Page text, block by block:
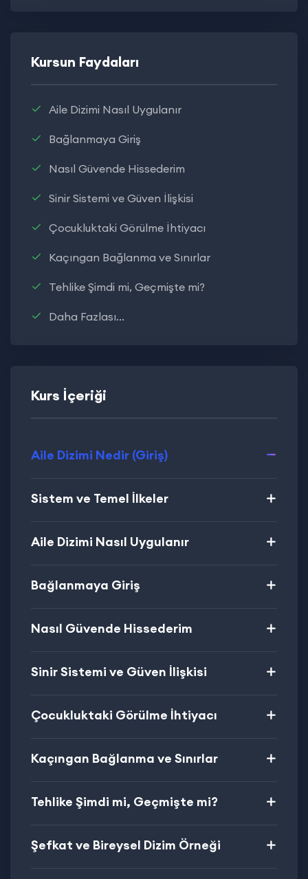
Kursun Faydaları
Aile Dizimi Nasıl Uygulanır
Bağlanmaya Giriş
Nasıl Güvende Hissederim
Sinir Sistemi ve Güven İlişkisi
Çocukluktaki Görülme İhtiyacı
Kaçıngan Bağlanma ve Sınırlar
Tehlike Şimdi mi, Geçmişte mi?
Daha Fazlası...
Kurs İçeriği
Aile Dizimi Nedir (Giriş)
Sistem ve Temel İlkeler
Aile Dizimi Nasıl Uygulanır
Bağlanmaya Giriş
Nasıl Güvende Hissederim
Sinir Sistemi ve Güven İlişkisi
Çocukluktaki Görülme İhtiyacı
Kaçıngan Bağlanma ve Sınırlar
Tehlike Şimdi mi, Geçmişte mi?
Şefkat ve Bireysel Dizim Örneği